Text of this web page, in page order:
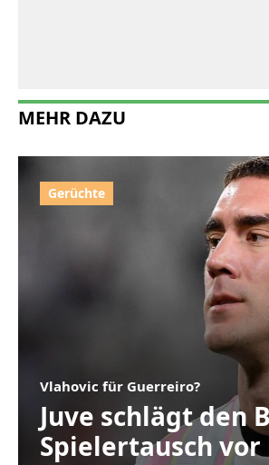
MEHR DAZU
Vlahovic für Guerreiro?
Juve schlägt den
Spielertausch vor